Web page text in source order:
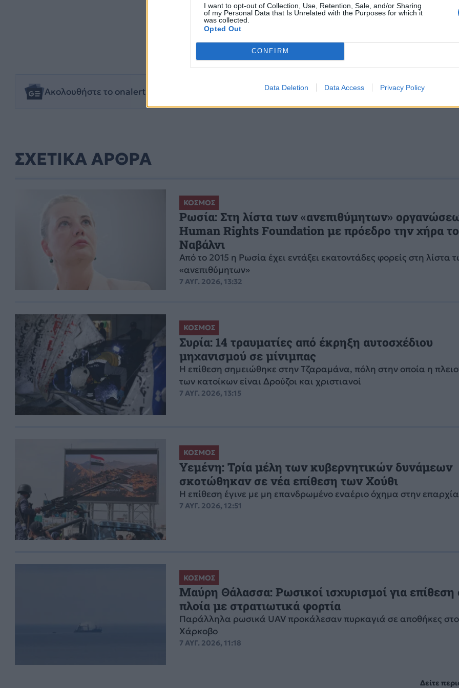
I want to opt-out of Collection, Use, Retention, Sale, and/or Sharing
of my Personal Data that Is Unrelated with the Purposes for which it
was collected.
Opted Out
CONFIRM
Data Deletion Data Access Privacy Policy
Ακολουθήστε το onalert.gr στο και μάθετε πρώτοι όλες τις ειδήσεις για την άμυνα.
ΟΥΚΡΑΝΙΑ
ΣΧΕΤΙΚΑ ΑΡΘΡΑ
ΚΟΣΜΟΣ
Ρωσία: Στη λίστα των «ανεπιθύμητων»
Human Rights Foundation με πρόεδρο την χήρα
Ναβάλνι
Από το 2015 η Ρωσία έχει εντάξει εκατοντάδες φορείς στη λίστα
«ανεπιθύμητων»
7 ΑΥΓ. 2026, 13:32
ΚΟΣΜΟΣ
Συρία: 14 τραυματίες από έκρηξη αυτοσχέδιου
μηχανισμού σε μίνιμπας
Η επίθεση σημειώθηκε στην Τζαραμάνα, πόλη στην οποία η
των κατοίκων είναι Δρούζοι και χριστιανοί
7 ΑΥΓ. 2026, 13:15
ΚΟΣΜΟΣ
Υεμένη: Τρία μέλη των κυβερνητικών δυνάμεων
σκοτώθηκαν σε νέα επίθεση των Χούθι
Η επίθεση έγινε με μη επανδρωμένο εναέριο όχημα στην
7 ΑΥΓ. 2026, 12:51
ΚΟΣΜΟΣ
Μαύρη Θάλασσα: Ρωσικοί ισχυρισμοί για επίθεση
πλοία με στρατιωτικά φορτία
Παράλληλα ρωσικά UAV προκάλεσαν πυρκαγιά σε αποθήκες στο
Χάρκοβο
7 ΑΥΓ. 2026, 11:18
Δείτε